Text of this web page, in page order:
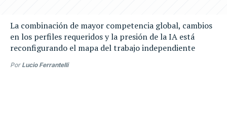
La combinación de mayor competencia global, cambios
en los perfiles requeridos y la presión de la IA está
reconfigurando el mapa del trabajo independiente
Por Lucio Ferrantelli